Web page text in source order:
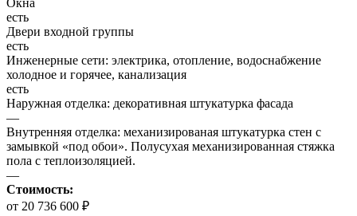
Окна
есть
Двери входной группы
есть
Инженерные сети: электрика, отопление, водоснабжение
холодное и горячее, канализация
есть
Наружная отделка: декоративная штукатурка фасада
—
Внутренняя отделка: механизированая штукатурка стен с
замывкой «под обои». Полусухая механизированная стяжка
пола с теплоизоляцией.
—
Стоимость:
от 20 736 600 ₽